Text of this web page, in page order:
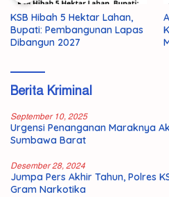
KSB Hibah 5 Hektar Lahan,
Bupati: Pembangunan Lapas
Dibangun 2027
Berita Kriminal
September 10, 2025
Urgensi Penanganan Maraknya
Sumbawa Barat
Desember 28, 2024
Jumpa Pers Akhir Tahun, Polres
Gram Narkotika